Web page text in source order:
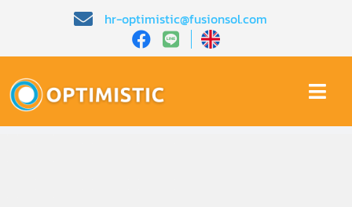
content
hr-optimistic@fusionsol.com